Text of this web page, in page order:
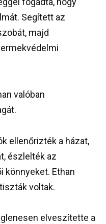
Segített az
majd
valóban
ellenőrizték a házat,
észlelték az
könnyeket. Ethan
voltak.
elveszítette a